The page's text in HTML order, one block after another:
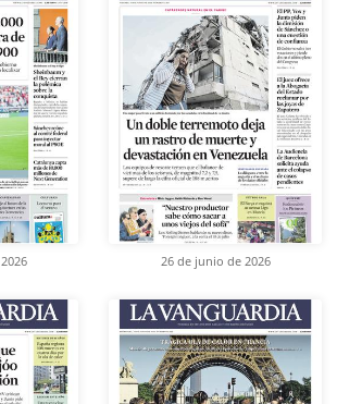
26 de junio de 2026